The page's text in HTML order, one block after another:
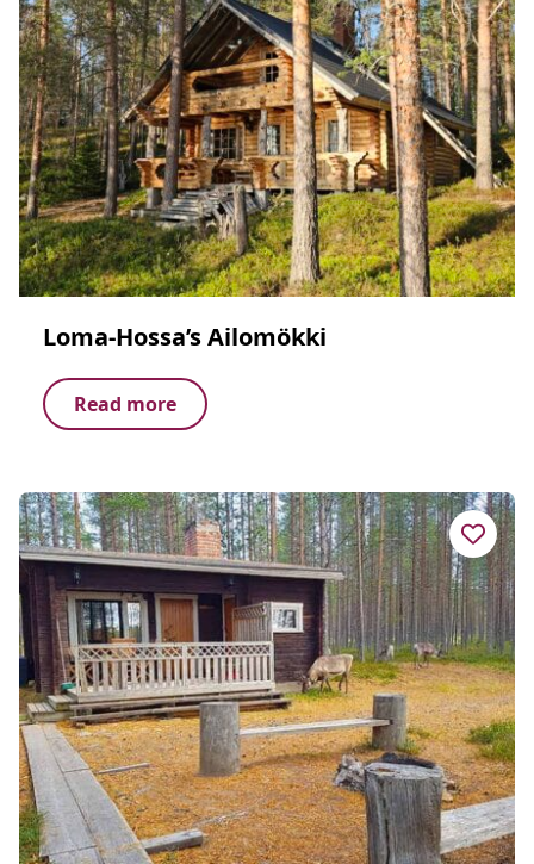
Loma-Hossa’s Ailomökki
Read more